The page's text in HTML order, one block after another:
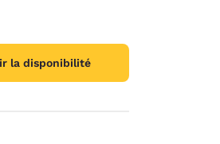
la disponibilité